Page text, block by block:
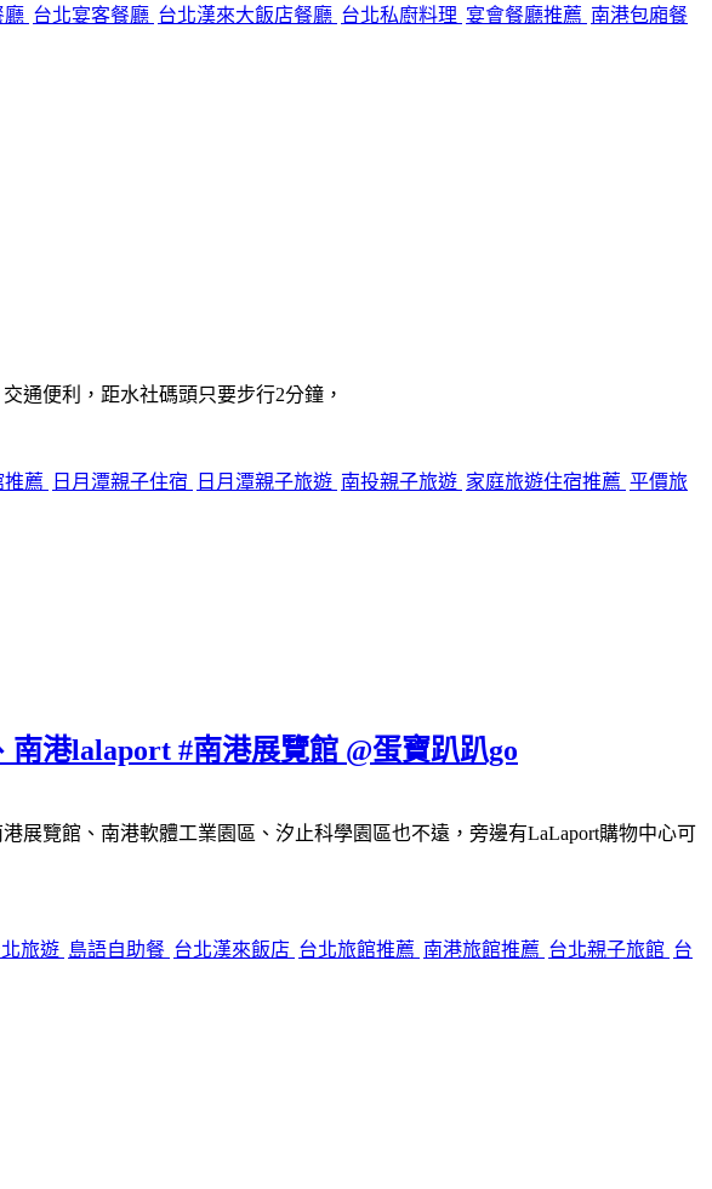
廳 台北宴客餐廳 台北漢來大飯店餐廳 台北私廚料理 宴會餐廳推薦 南港包廂餐
通便利，距水社碼頭只要步行2分鐘，
推薦 日月潭親子住宿 日月潭親子旅遊 南投親子旅遊 家庭旅遊住宿推薦 平價旅
港lalaport #南港展覽館 @蛋寶趴趴go
展覽館、南港軟體工業園區、汐止科學園區也不遠，旁邊有LaLaport購物中心可
旅遊 島語自助餐 台北漢來飯店 台北旅館推薦 南港旅館推薦 台北親子旅館 台